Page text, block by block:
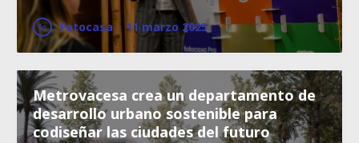
Fotocasa · 11 marzo 2025
Metrovacesa crea un departamento de
desarrollo urbano sostenible para
codiseñar las ciudades del futuro